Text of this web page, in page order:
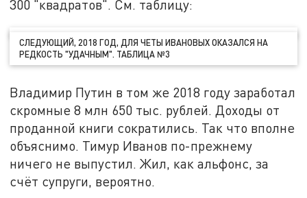
300 "квадратов". См. таблицу:
СЛЕДУЮЩИЙ, 2018 ГОД, ДЛЯ ЧЕТЫ ИВАНОВЫХ ОКАЗАЛСЯ НА
РЕДКОСТЬ "УДАЧНЫМ". ТАБЛИЦА №3
Владимир Путин в том же 2018 году заработал
скромные 8 млн 650 тыс. рублей. Доходы от
проданной книги сократились. Так что вполне
объяснимо. Тимур Иванов по-прежнему
ничего не выпустил. Жил, как альфонс, за
счёт супруги, вероятно.